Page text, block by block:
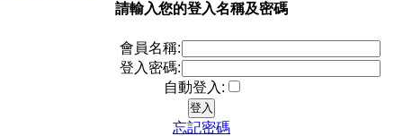
請輸入您的登入名稱及密碼
會員名稱:
登入密碼:
自動登入:
忘記密碼